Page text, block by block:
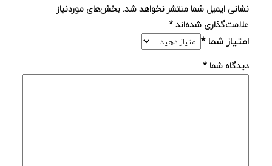
نشانی ایمیل شما منتشر نخواهد شد. بخش‌های موردنیاز
علامت‌گذاری شده‌اند*
امتیاز شما*
دیدگاه شما *